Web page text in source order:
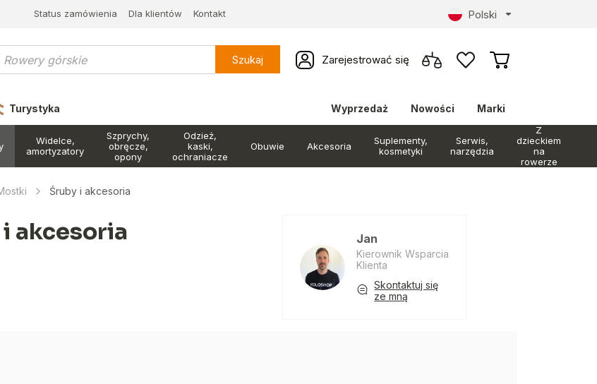
Status zamówienia Dla klientów Kontakt Polski
Szukaj Zarejestrować się
Turystyka Wyprzedaż Nowości Marki
Widelce,
amortyzatory
Szprychy,
obręcze,
opony
Odzież,
kaski,
ochraniacze
Obuwie Akcesoria
Suplementy,
kosmetyki
Serwis,
narzędzia
Z
dzieckiem
na
rowerze
Śruby i akcesoria
akcesoria Jan
Kierownik Wsparcia
Klienta
Skontaktuj się
ze mną